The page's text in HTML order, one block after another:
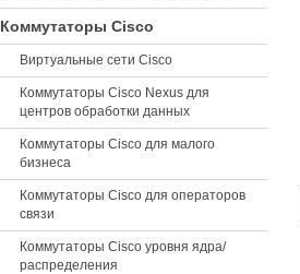
Коммутаторы Cisco
Виртуальные сети Cisco
Коммутаторы Cisco Nexus для
центров обработки данных
Коммутаторы Cisco для малого
бизнеса
Коммутаторы Cisco для операторов
связи
Коммутаторы Cisco уровня ядра/
распределения